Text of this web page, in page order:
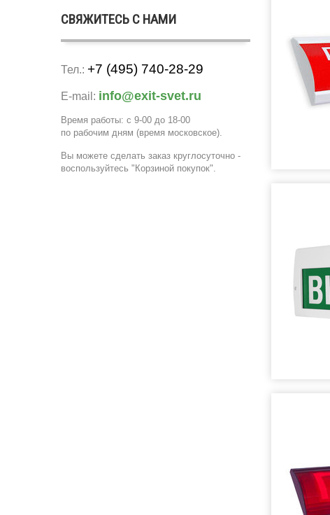
СВЯЖИТЕСЬ С НАМИ
Тел.: +7 (495) 740-28-29
E-mail: info@exit-svet.ru
Время работы: с 9-00 до 18-00
по рабочим дням (время московское).
Вы можете сделать заказ круглосуточно -
воспользуйтесь "Корзиной покупок".